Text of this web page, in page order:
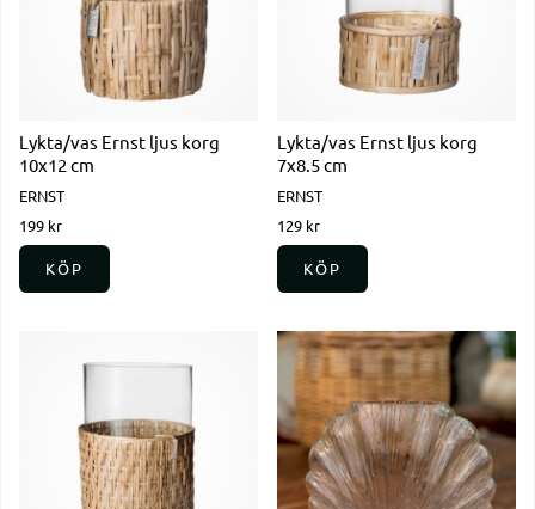
Lykta/vas Ernst ljus korg
10x12 cm
ERNST
199 kr
KÖP
Lykta/vas Ernst ljus korg
7x8.5 cm
ERNST
129 kr
KÖP